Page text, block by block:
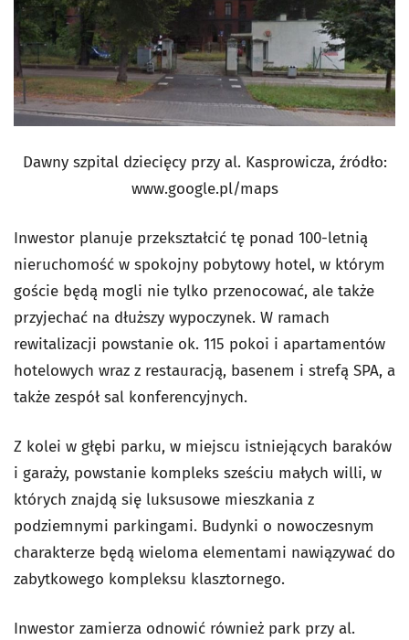
Dawny szpital dziecięcy przy al. Kasprowicza, źródło:
www.google.pl/maps
Inwestor planuje przekształcić tę ponad 100-letnią
nieruchomość w spokojny pobytowy hotel, w którym
goście będą mogli nie tylko przenocować, ale także
przyjechać na dłuższy wypoczynek. W ramach
rewitalizacji powstanie ok. 115 pokoi i apartamentów
hotelowych wraz z restauracją, basenem i strefą SPA, a
także zespół sal konferencyjnych.
Z kolei w głębi parku, w miejscu istniejących baraków
i garaży, powstanie kompleks sześciu małych willi, w
których znajdą się luksusowe mieszkania z
podziemnymi parkingami. Budynki o nowoczesnym
charakterze będą wieloma elementami nawiązywać do
zabytkowego kompleksu klasztornego.
Inwestor zamierza odnowić również park przy al.